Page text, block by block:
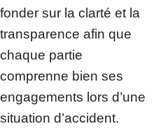
fonder sur la clarté et la
transparence afin que
chaque partie
comprenne bien ses
engagements lors d’une
situation d’accident.